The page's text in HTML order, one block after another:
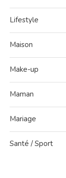
Lifestyle
Maison
Make-up
Maman
Mariage
Santé / Sport